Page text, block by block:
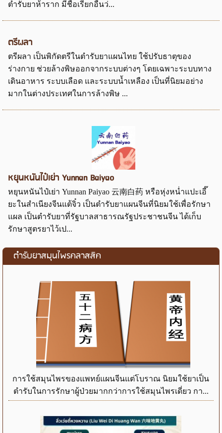
ตำรับยาห้าราก มีชื่อเรียกอื่นว่...
ตรีผลา
ตรีผลา เป็นพิกัดตรีในตำรับยาแผนไทย ใช้ปรับธาตุของ
ร่างกาย ช่วยล้างพิษออกจากระบบต่างๆ โดยเฉพาะระบบทาง
เดินอาหาร ระบบเลือด และระบบน้ำเหลือง เป็นที่นิยมอย่าง
มากในต่างประเทศในการล้างพิษ ...
หยุนหนันไป๋เย่า Yunnan Baiyao
หยุนหนันไป๋เย่า Yunnan Paiyao 云南白药 หรือหุ่งหน่ำแปะเอี๊
ยะในสำเนียงจีนแต้จิ๋ว เป็นตำรับยาแผนจีนที่นิยมใช้เพื่อรักษา
แผล เป็นตำรับยาที่รัฐบาลสาธารณรัฐประชาชนจีน ได้เก็บ
รักษาสูตรยาไว้เป...
ตำรับยาสมุนไพรคลาสสิค
การใช้สมุนไพรของแพทย์แผนจีนแต่โบราณ นิยมใช้ยาเป็น
ตำรับในการรักษาผู้ป่วยมากกว่าการใช้สมุนไพรเดี่ยว กา...